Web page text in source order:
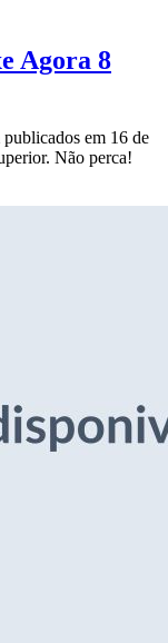
Agora 8
em 16 de
Não perca!